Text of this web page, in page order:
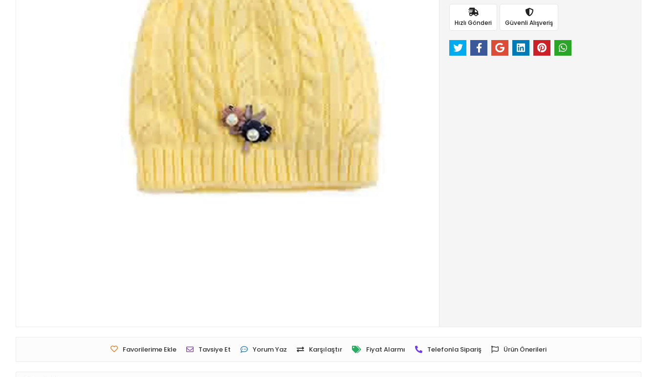
Hızlı Gönderi Güvenli Alışveriş
Favorilerime Ekle Tavsiye Et Yorum Yaz Karşılaştır Fiyat Alarmı Telefonla Sipariş Ürün Önerileri